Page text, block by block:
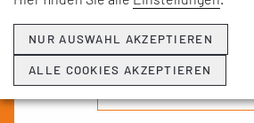
NUR AUSWAHL AKZEPTIEREN
ALLE COOKIES AKZEPTIEREN